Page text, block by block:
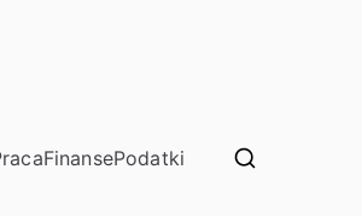
FinansePodatki